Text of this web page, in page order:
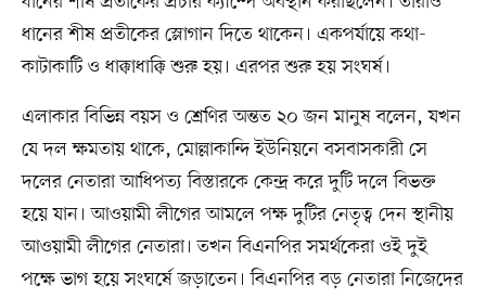
ধানের শীষ প্রতীকের স্লোগান দিতে থাকেন। একপর্যায়ে কথা-
কাটাকাটি ও ধাক্কাধাক্কি শুরু হয়। এরপর শুরু হয় সংঘর্ষ।
এলাকার বিভিন্ন বয়স ও শ্রেণির অন্তত ২০ জন মানুষ বলেন, যখন
যে দল ক্ষমতায় থাকে, মোল্লাকান্দি ইউনিয়নে বসবাসকারী সে
দলের নেতারা আধিপত্য বিস্তারকে কেন্দ্র করে দুটি দলে বিভক্ত
হয়ে যান। আওয়ামী লীগের আমলে পক্ষ দুটির নেতৃত্ব দেন স্থানীয়
আওয়ামী লীগের নেতারা। তখন বিএনপির সমর্থকেরা ওই দুই
পক্ষে ভাগ হয়ে সংঘর্ষে জড়াতেন। বিএনপির বড় নেতারা নিজেদের